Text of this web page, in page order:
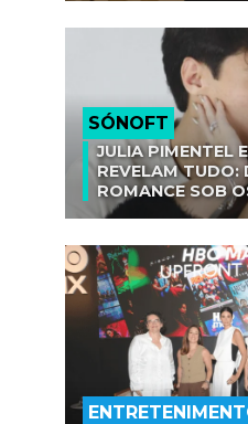
SÓNOFT
JULIA PIMENTEL
REVELAM TUDO:
ROMANCE SOB